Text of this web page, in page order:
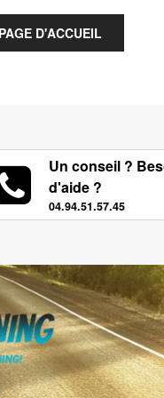
Un conseil ?
d'aide ?
04.94.51.57.45